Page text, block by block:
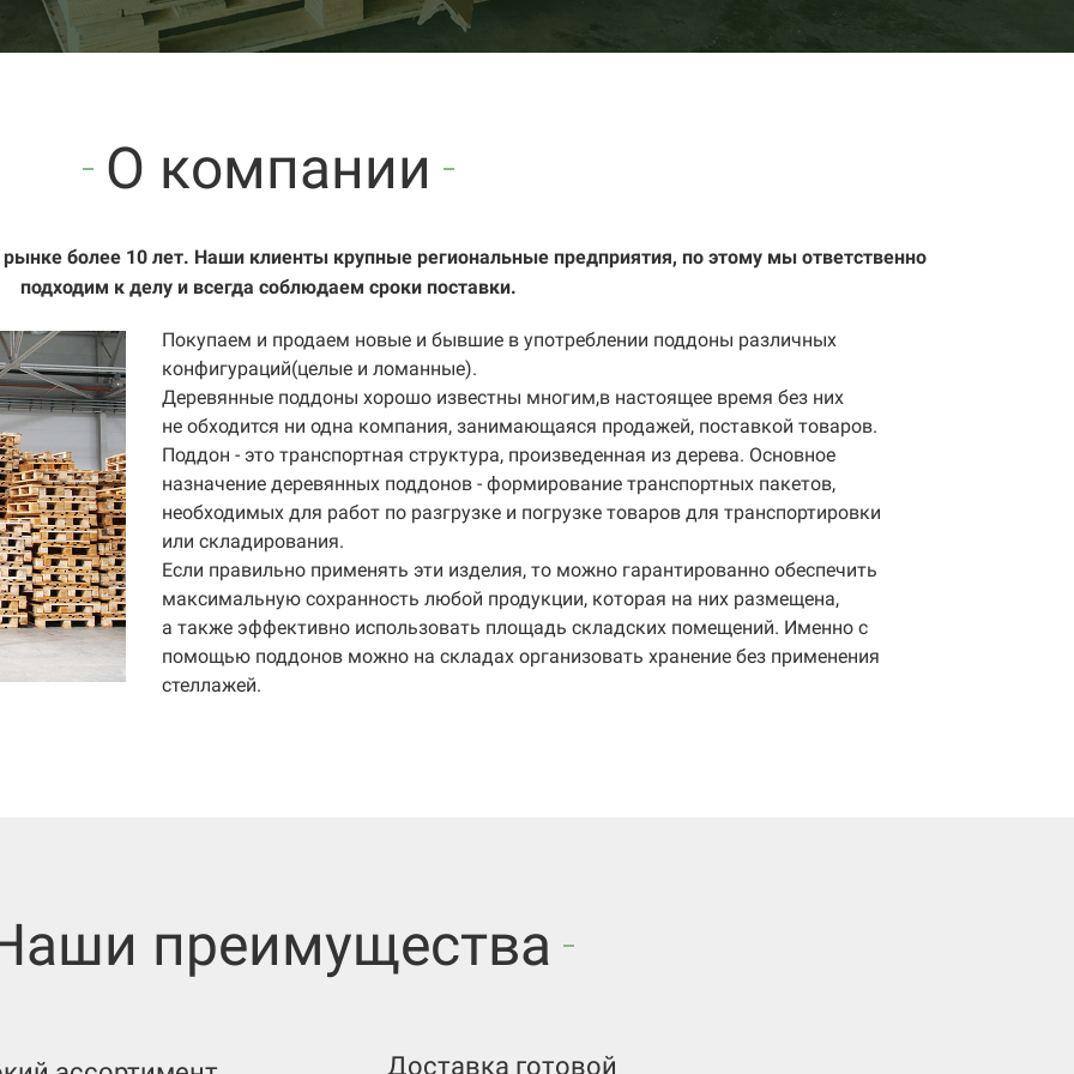
О компании
более 10 лет. Наши клиенты крупные региональные предприятия, по этому мы ответственно
подходим к делу и всегда соблюдаем сроки поставки.
Покупаем и продаем новые и бывшие в употреблении поддоны различных
конфигураций(целые и ломанные).
Деревянные поддоны хорошо известны многим,в настоящее время без них
не обходится ни одна компания, занимающаяся продажей, поставкой товаров.
Поддон - это транспортная структура, произведенная из дерева. Основное
назначение деревянных поддонов - формирование транспортных пакетов,
необходимых для работ по разгрузке и погрузке товаров для транспортировки
или складирования.
Если правильно применять эти изделия, то можно гарантированно обеспечить
максимальную сохранность любой продукции, которая на них размещена,
а также эффективно использовать площадь складских помещений. Именно с
помощью поддонов можно на складах организовать хранение без применения
стеллажей.
преимущества
Доставка готовой